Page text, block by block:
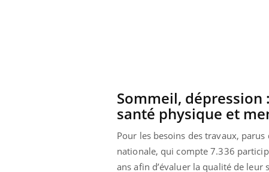
Sommeil,
santé physique et
Pour les besoins des travaux, parus
nationale, qui compte 7.336
ans afin d’évaluer la qualité de
COUP DE FOOD sur le diabèteYoutube
Coup de food sur le diabète, c'est votre
nouveau rendez-vous culinaire qui
bouscule les idées reçues ! Dans cet